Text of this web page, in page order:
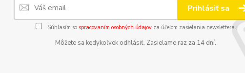
Prihlásiť sa
Súhlasím so spracovaním osobných údajovza účelom zasielania newslettera.
Môžete sa kedykoľvek odhlásiť. Zasielame raz za 14 dní.